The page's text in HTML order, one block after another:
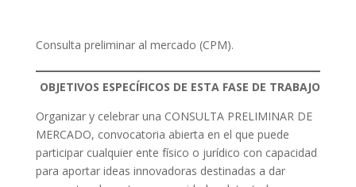
Consulta preliminar al mercado (CPM).
OBJETIVOS ESPECÍFICOS DE ESTA FASE DE TRABAJO
Organizar y celebrar una CONSULTA PRELIMINAR DE
MERCADO, convocatoria abierta en el que puede
participar cualquier ente físico o jurídico con capacidad
para aportar ideas innovadoras destinadas a dar